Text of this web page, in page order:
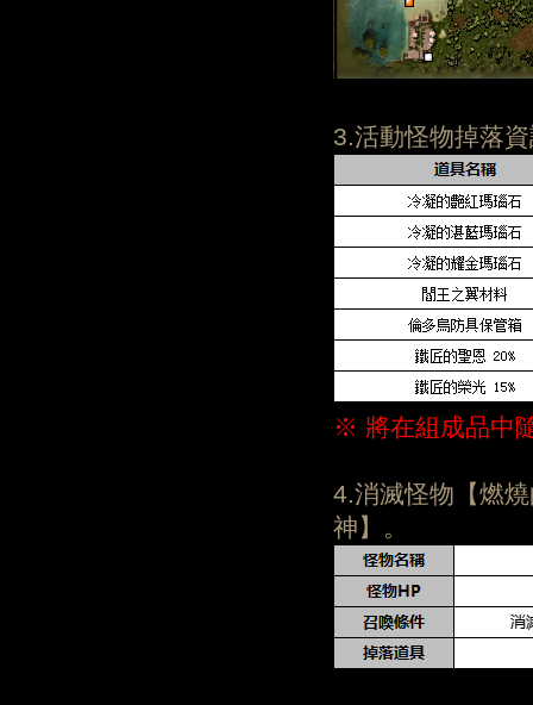
3.活動怪物掉落
※ 將在組成品中
4.消滅怪物【燃
神】。